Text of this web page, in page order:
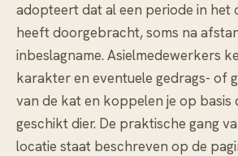
adopteert dat al een periode in het
heeft doorgebracht, soms na
inbeslagname. Asielmedewerkers
karakter en eventuele gedrags- of
van de kat en koppelen je op basis
geschikt dier. De praktische gang
locatie staat beschreven op de